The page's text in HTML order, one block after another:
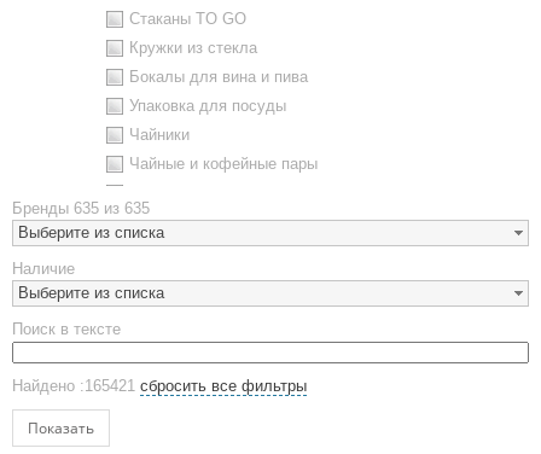
Стаканы TO GO
Кружки из стекла
Бокалы для вина и пива
Упаковка для посуды
Чайники
Чайные и кофейные пары
Наборы посуды
Предметы сервировки
Стаканы
Эко кружки
ЕВРОПОСУДА
Аксессуары
Ежедневники и блокноты
Бренды 635 из 635
Выберите из списка
Наличие
Выберите из списка
Поиск в тексте
Найдено :165421 сбросить все фильтры
Показать